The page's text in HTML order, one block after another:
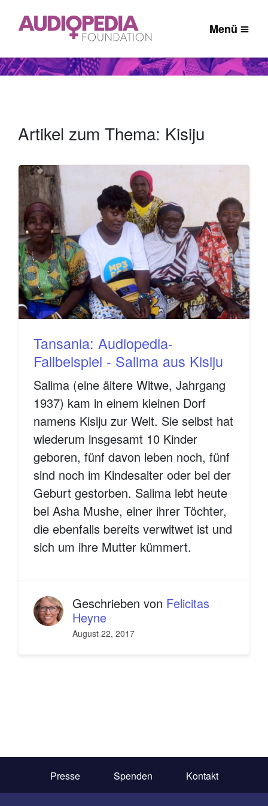
Menü
Artikel zum Thema: Kisiju
Tansania: Audiopedia-
Fallbeispiel - Salima aus Kisiju
Salima (eine ältere Witwe, Jahrgang
1937) kam in einem kleinen Dorf
namens Kisiju zur Welt. Sie selbst hat
wiederum insgesamt 10 Kinder
geboren, fünf davon leben noch, fünf
sind noch im Kindesalter oder bei der
Geburt gestorben. Salima lebt heute
bei Asha Mushe, einer ihrer Töchter,
die ebenfalls bereits verwitwet ist und
sich um ihre Mutter kümmert.
Geschrieben von Felicitas
Heyne
August 22, 2017
Presse Spenden Kontakt